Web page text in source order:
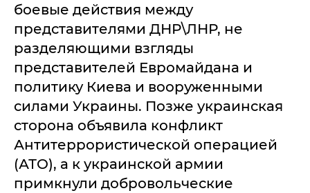
боевые действия между
представителями ДНР\ЛНР, не
разделяющими взгляды
представителей Евромайдана и
политику Киева и вооруженными
силами Украины. Позже украинская
сторона объявила конфликт
Антитеррористической операцией
(АТО), а к украинской армии
примкнули добровольческие